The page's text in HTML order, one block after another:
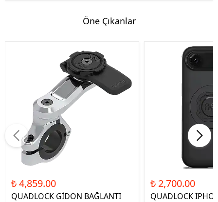
Öne Çıkanlar
₺ 4,859.00
QUADLOCK GİDON BAĞLANTI
₺ 2,700.00
QUADLOCK